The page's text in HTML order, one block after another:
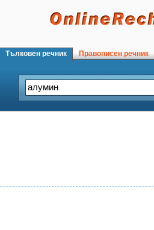
Тълковен речник Правописен речник